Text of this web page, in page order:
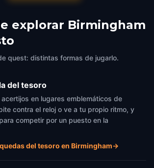
explorar Birmingham
quest: distintas formas de jugarlo.
del tesoro
en lugares emblemáticos de
contra el reloj o ve a tu propio ritmo, y
competir por un puesto en la
del tesoro en Birmingham→